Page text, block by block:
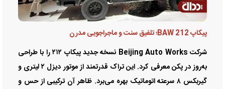
پیکاپ BAW 212؛ تلفیق سنت و ماجراجویی مدرن
شرکت Beijing Auto Works نسخه جدید پیکاپ ۲۱۲ را با طراحی
به‌روز در پکن معرفی کرد. این تراک قدرتمند از موتور دیزل ۲ لیتری و
گیربکس ۸ سرعته اتوماتیک بهره می‌برد. ظاهر آن ترکیبی از حس و